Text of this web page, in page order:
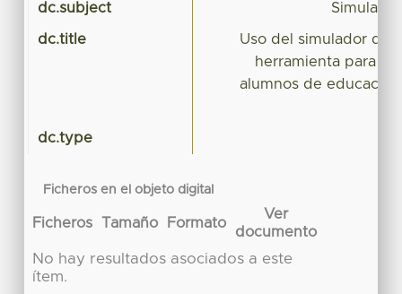
dc.subject
dc.title
Uso del simulador de
herramienta para el
alumnos de
dc.type
Ficheros en el objeto digital
Ficheros Tamaño Formato
Ver
documento
No hay resultados asociados a este
ítem.